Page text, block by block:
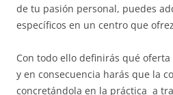
de tu pasión personal, puedes
específicos en un centro que
Con todo ello definirás qué
y en consecuencia harás que la
concretándola en la práctica a